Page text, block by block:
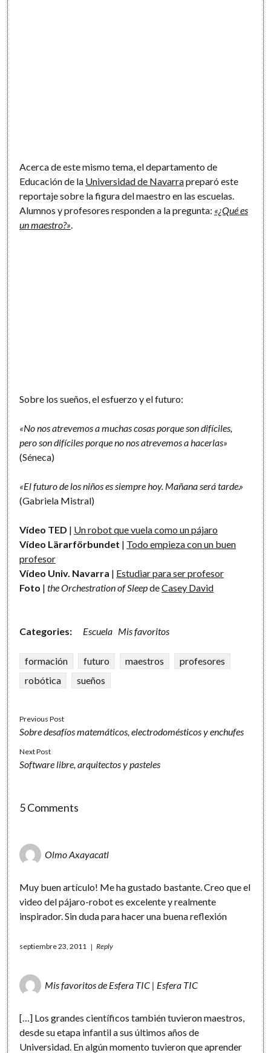
Acerca de este mismo tema, el departamento de
Educación de la Universidad de Navarrapreparó este
reportaje sobre la figura del maestro en las escuelas.
Alumnos y profesores responden a la pregunta: «¿Qué es
un maestro?».
Sobre los sueños, el esfuerzo y el futuro:
«No nos atrevemos a muchas cosas porque son difíciles,
pero son difíciles porque no nos atrevemos a hacerlas»
(Séneca)
«El futuro de los niños es siempre hoy. Mañana será tarde.»
(Gabriela Mistral)
Vídeo TED | Un robot que vuela como un pájaro
Vídeo Lärarförbundet | Todo empieza con un buen
profesor
Vídeo Univ. Navarra | Estudiar para ser profesor
Foto |the Orchestration of SleepdeCasey David
Categories: Escuela Mis favoritos
formación futuro maestros
profesores
robótica
sueños
Previous Post
Sobre desafíos matemáticos, electrodomésticos y enchufes
Next Post
Software libre, arquitectos y pasteles
5 Comments
Olmo Axayacatl
Muy buen artículo! Me ha gustado bastante. Creo que el
video del pájaro-robot es excelente y realmente
inspirador. Sin duda para hacer una buena reflexión
septiembre 23, 2011 Reply
Mis favoritos de Esfera TIC | Esfera TIC
[…] Los grandes científicos también tuvieron maestros,
desde su etapa infantil a sus últimos años de
Universidad. En algún momento tuvieron que aprender